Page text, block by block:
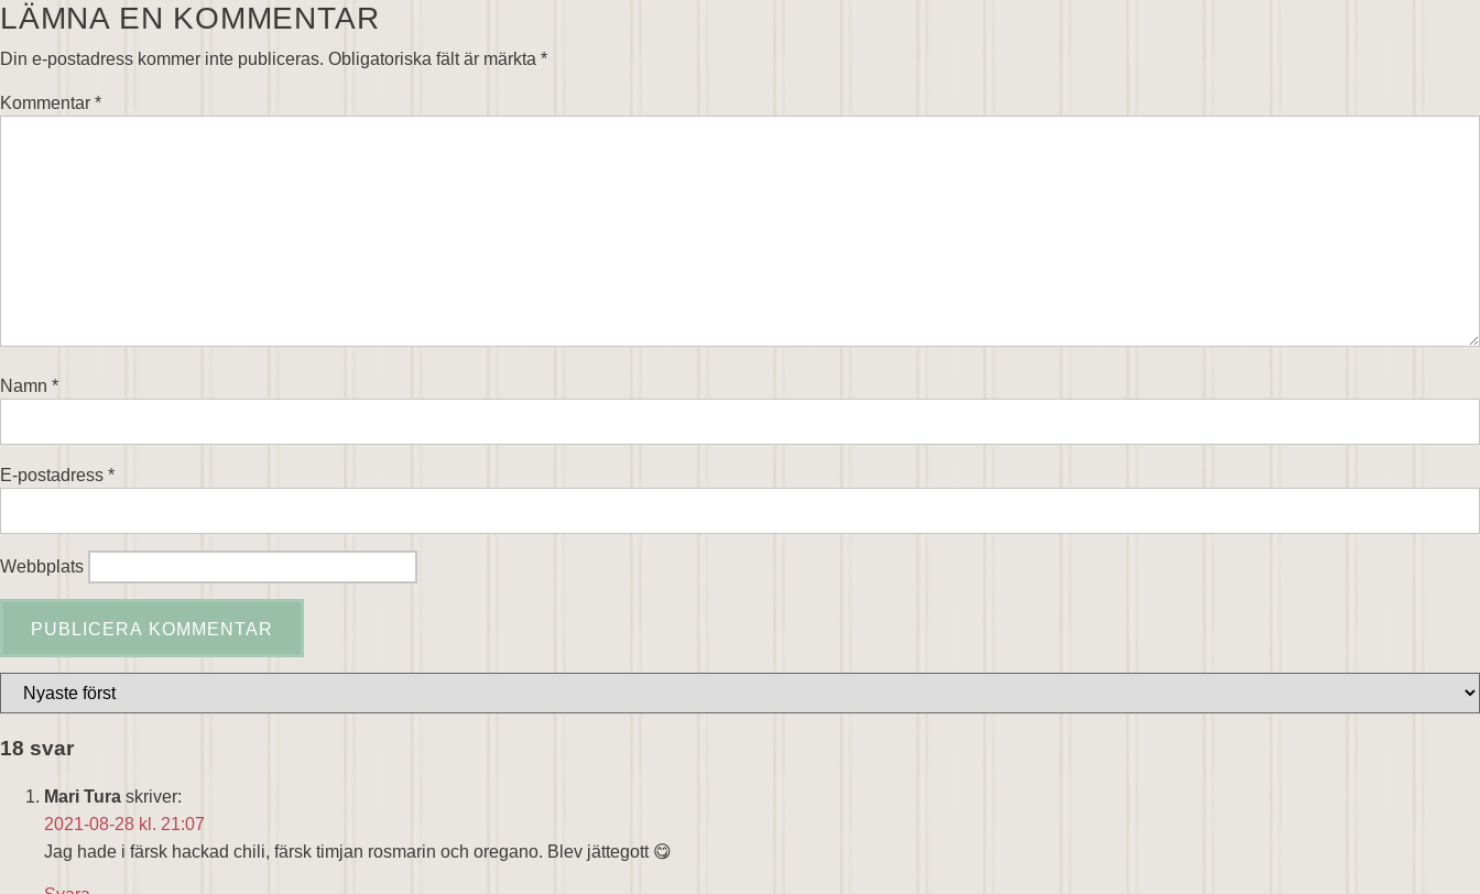
LÄMNA EN KOMMENTAR
Din e-postadress kommer inte publiceras. Obligatoriska fält är märkta *
Kommentar *
Namn *
E-postadress *
Webbplats
18 svar
Mari Tura skriver:
2021-08-28 kl. 21:07
Jag hade i färsk hackad chili, färsk timjan rosmarin och oregano. Blev jättegott 😋